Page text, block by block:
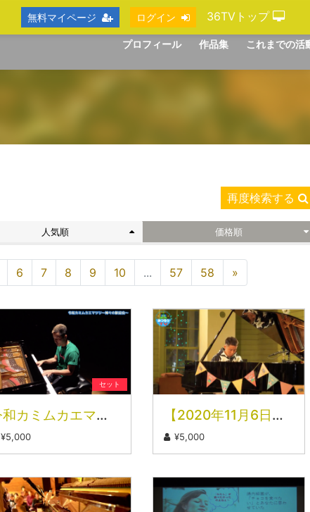
プロフィール 作品集 これまでの活
再度検索する
人気順 価格順
6 7 8 9 10 ... 57 58 »
セット
令和カミムカエマツリ〜神々の歓迎会〜
¥5,000
【2020年11月6日】純正律カノン瞑想＠札幌時計台ホール【高画質完全版】
¥5,000
無料マイページ ログイン 36TVトップ